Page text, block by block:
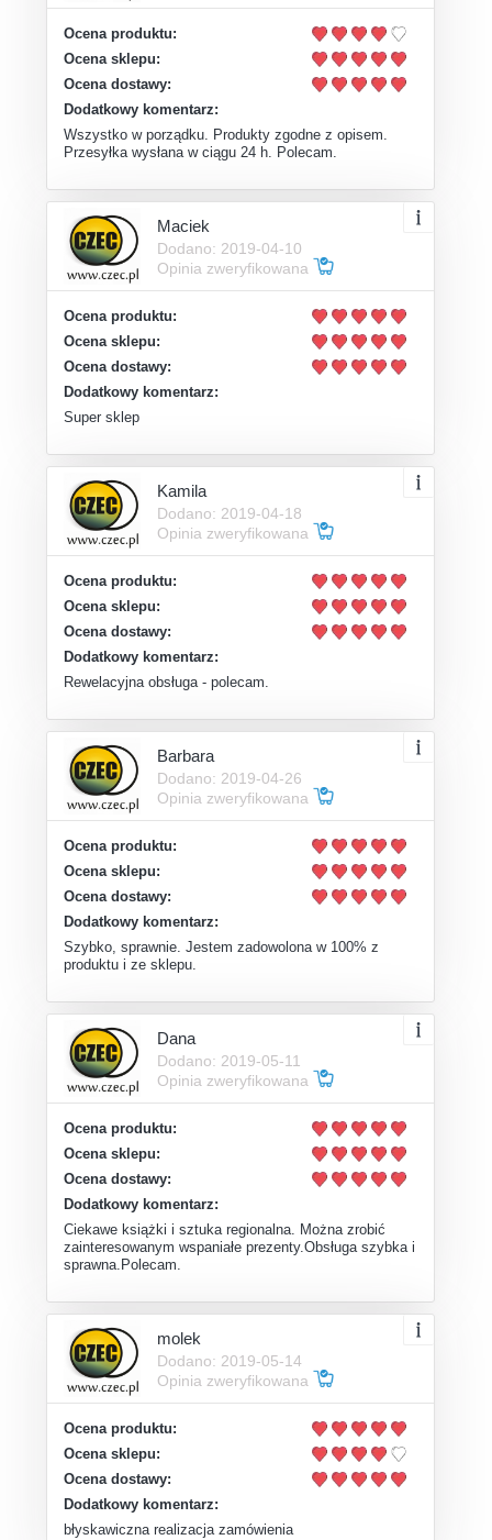
Ocena produktu:
Ocena sklepu:
Ocena dostawy:
Dodatkowy komentarz:
Wszystko w porządku. Produkty zgodne z opisem.
Przesyłka wysłana w ciągu 24 h. Polecam.
Maciek
Dodano: 2019-04-10
Opinia zweryfikowana
Ocena produktu:
Ocena sklepu:
Ocena dostawy:
Dodatkowy komentarz:
Super sklep
Kamila
Dodano: 2019-04-18
Opinia zweryfikowana
Ocena produktu:
Ocena sklepu:
Ocena dostawy:
Dodatkowy komentarz:
Rewelacyjna obsługa - polecam.
Barbara
Dodano: 2019-04-26
Opinia zweryfikowana
Ocena produktu:
Ocena sklepu:
Ocena dostawy:
Dodatkowy komentarz:
Szybko, sprawnie. Jestem zadowolona w 100% z
produktu i ze sklepu.
Dana
Dodano: 2019-05-11
Opinia zweryfikowana
Ocena produktu:
Ocena sklepu:
Ocena dostawy:
Dodatkowy komentarz:
Ciekawe książki i sztuka regionalna. Można zrobić
zainteresowanym wspaniałe prezenty.Obsługa szybka i
sprawna.Polecam.
molek
Dodano: 2019-05-14
Opinia zweryfikowana
Ocena produktu:
Ocena sklepu:
Ocena dostawy:
Dodatkowy komentarz:
błyskawiczna realizacja zamówienia